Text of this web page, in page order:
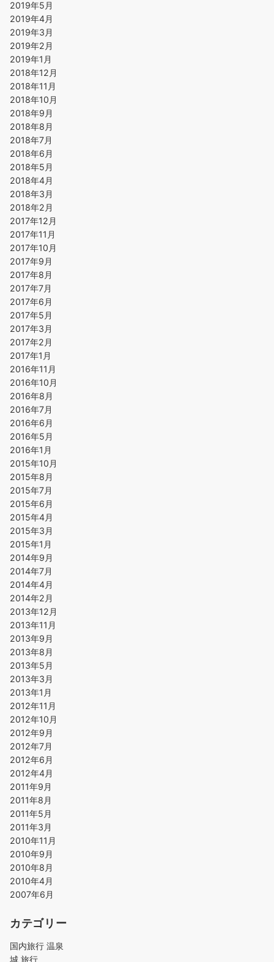
2019年5月
2019年4月
2019年3月
2019年2月
2019年1月
2018年12月
2018年11月
2018年10月
2018年9月
2018年8月
2018年7月
2018年6月
2018年5月
2018年4月
2018年3月
2018年2月
2017年12月
2017年11月
2017年10月
2017年9月
2017年8月
2017年7月
2017年6月
2017年5月
2017年3月
2017年2月
2017年1月
2016年11月
2016年10月
2016年8月
2016年7月
2016年6月
2016年5月
2016年1月
2015年10月
2015年8月
2015年7月
2015年6月
2015年4月
2015年3月
2015年1月
2014年9月
2014年7月
2014年4月
2014年2月
2013年12月
2013年11月
2013年9月
2013年8月
2013年5月
2013年3月
2013年1月
2012年11月
2012年10月
2012年9月
2012年7月
2012年6月
2012年4月
2011年9月
2011年8月
2011年5月
2011年3月
2010年11月
2010年9月
2010年8月
2010年4月
2007年6月
カテゴリー
国内旅行 温泉
城 旅行